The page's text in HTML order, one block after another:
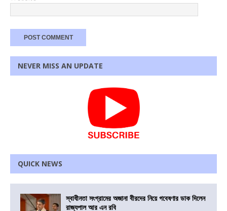
NEVER MISS AN UPDATE
QUICK NEWS
স্বাধীনতা সংগ্রামের অজানা বীরদের নিয়ে গবেষণার ডাক দিলেন
রাজ্যপাল আর এন রবি